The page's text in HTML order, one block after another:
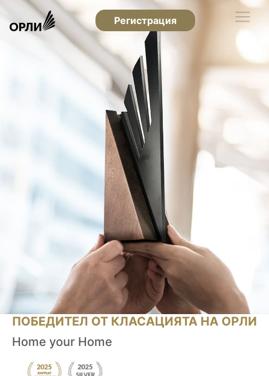
Регистрация
ПОБЕДИТЕЛ ОТ КЛАСАЦИЯТА НА ОРЛИ
Home your Home